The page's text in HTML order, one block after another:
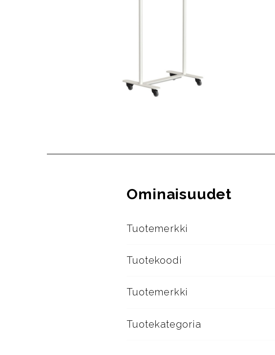
Ominaisuudet
Tuotemerkki
Tuotekoodi
Tuotemerkki
Tuotekategoria